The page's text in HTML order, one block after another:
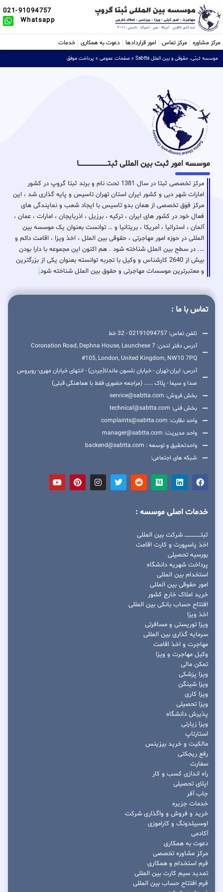
021-91094757
Whatsapp
مرکز مشاوره مرکز تماس امور قراردادها دعوت به همکاری خدمات
موسسه ثبتی، حقوقی و بین الملل Sabtta » صفحات عمومی » پرداخت موفق
موسسه امور ثبت بین المللی ثبتـــــــــــــــــــــــــــــا
مرکز تخصصی ثبتا در سال 1381 تحت نام و برند ثبتا گروپ در کشور
امارات شهر دبی و کشور ایران استان تهران تاسیس و پایه گذاری شد ، این
مرکز فوق تخصصی از همان بدو تاسیس با ایجاد شعب و نمایندگی های
فعال خود در کشور های ایران ، ترکیه ، برزیل ، اذربایجان ، امارات ، عمان ،
آلمان ، استرالیا ، آمریکا ، بریتانیا و … توانست بعنوان یک موسسه بین
المللی در حوزه امور مهاجرتی ، حقوقی بین الملل ، اخذ ویزا ، اقامت دائم و
…. در سطح بین الملل شناخته شود . هم اکنون این مجموعه با دارا بودن
بیش از 2640 کارشناس و وکیل با تجربه توانسته بعنوان یکی از بزرگترین
و معتبرترین موسسات مهاجرتی و حقوق بین الملل شناخته شود.
تماس با ما :
تلفن تماس: 02191094757 - 32 خط
آدرس دفتر لندن: 7 Coronation Road, Dephna House, Launchese
#105, London, United Kingdom, NW10 7PQ
آدرس: ایران-تهران - خیابان نلسون ماندلا(جردن) - انتهای خیابان مهری- روبروس
صدا و سیما - پلاک ...... (مراجعه حضوری فقط با هماهنگی قبلی)
بخش فروش: service@sabtta.com
بخش فنی: technical@sabtta.com
واحد نظارت: complaints@sabtta.com
واحد مدیریت: manager@sabtta.com
واحدتحقیق و توسعه : backend@sabtta.com
شبکه های اجتماعی:
خدمات اصلی موسسه :
ثبتــــــــــــــــ شرکت بین المللی
اخذ پاسپورت و کارت اقامت
بورسیه تحصیلی
پرداخت شهریه دانشگاه
استخدام بین المللی
امور حقوقی بین المللی
خرید املاک خارج کشور
افتتاح حساب بانکی بین المللی
اخذ ویزا
ویزا توریستی و مسافرتی
سرمایه گذاری بین المللی
مهاجرت و اخذ اقامت
وکیل مهاجرت و ویزا
تمکن مالی
ویزا پزشکی
ویزا شینگن
ویزا کاری
ویزا تحصیلی
پذیرش دانشگاه
ویزا زیارتی
استارتاپ
مالکیت و خرید بیزینس
رفع ریجکتی
سفارت
راه اندازی کسب و کار
اپلای تحصیلی
جاب آفر
خدمات جزیره
خرید و فروش و واگذاری شرکت
اوسبیلدونگ و کاراموزی
آکادمی
دعوت به همکاری
مرکز مشاوره تخصصی
فرم استخدام و همکاری
تمدید سیم کارت بین المللی
فرم افتتاح حساب بین المللی